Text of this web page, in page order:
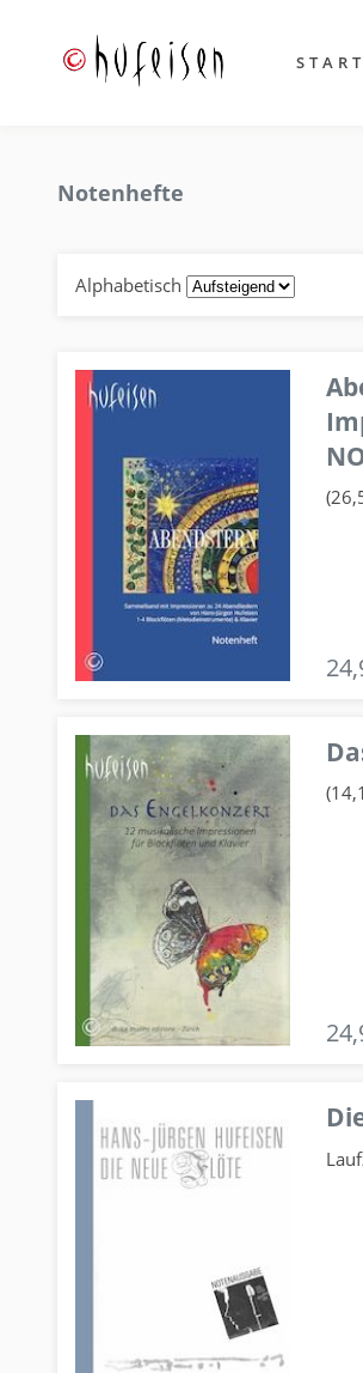
START
Notenhefte
Alphabetisch